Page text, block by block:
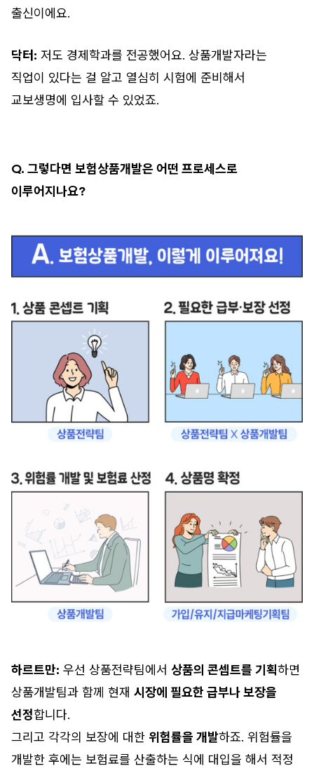
출신이에요.
닥터: 저도 경제학과를 전공했어요. 상품개발자라는
직업이 있다는 걸 알고 열심히 시험에 준비해서
교보생명에 입사할 수 있었죠.
Q. 그렇다면 보험상품개발은 어떤 프로세스로
이루어지나요?
하르트만: 우선 상품전략팀에서 상품의 콘셉트를 기획하면
상품개발팀과 함께 현재 시장에 필요한 급부나 보장을
선정합니다.
그리고 각각의 보장에 대한 위험률을 개발하죠. 위험률을
개발한 후에는 보험료를 산출하는 식에 대입을 해서 적정